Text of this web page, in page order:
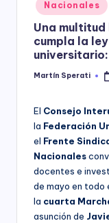
y
in
Nacionales
Una
cumpla la
Posted
Martín Sperati
El Consejo
la Federación
el Frente
Nacionales
docentes e
de mayo en todo
la cuarta
asunción de